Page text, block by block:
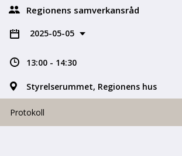
Regionens samverkansråd
2025-05-05
13:00 - 14:30
Styrelserummet, Regionens hus
Protokoll